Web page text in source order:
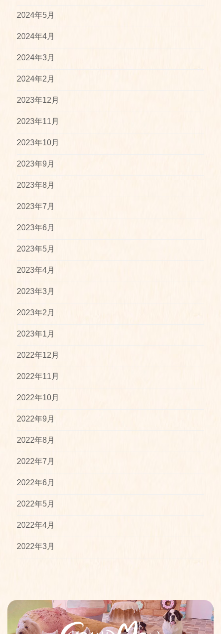
2024年5月
2024年4月
2024年3月
2024年2月
2023年12月
2023年11月
2023年10月
2023年9月
2023年8月
2023年7月
2023年6月
2023年5月
2023年4月
2023年3月
2023年2月
2023年1月
2022年12月
2022年11月
2022年10月
2022年9月
2022年8月
2022年7月
2022年6月
2022年5月
2022年4月
2022年3月